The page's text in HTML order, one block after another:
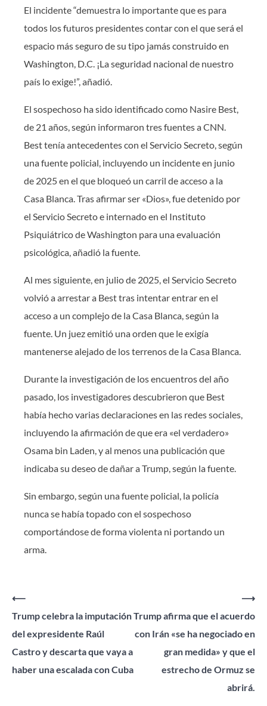
El incidente “demuestra lo importante que es para
todos los futuros presidentes contar con el que será el
espacio más seguro de su tipo jamás construido en
Washington, D.C. ¡La seguridad nacional de nuestro
país lo exige!”, añadió.
El sospechoso ha sido identificado como Nasire Best,
de 21 años, según informaron tres fuentes a CNN.
Best tenía antecedentes con el Servicio Secreto, según
una fuente policial, incluyendo un incidente en junio
de 2025 en el que bloqueó un carril de acceso a la
Casa Blanca. Tras afirmar ser «Dios», fue detenido por
el Servicio Secreto e internado en el Instituto
Psiquiátrico de Washington para una evaluación
psicológica, añadió la fuente.
Al mes siguiente, en julio de 2025, el Servicio Secreto
volvió a arrestar a Best tras intentar entrar en el
acceso a un complejo de la Casa Blanca, según la
fuente. Un juez emitió una orden que le exigía
mantenerse alejado de los terrenos de la Casa Blanca.
Durante la investigación de los encuentros del año
pasado, los investigadores descubrieron que Best
había hecho varias declaraciones en las redes sociales,
incluyendo la afirmación de que era «el verdadero»
Osama bin Laden, y al menos una publicación que
indicaba su deseo de dañar a Trump, según la fuente.
Sin embargo, según una fuente policial, la policía
nunca se había topado con el sospechoso
comportándose de forma violenta ni portando un
arma.
Navegación
de
entradas
⟵
Trump celebra la imputación
del expresidente Raúl
Castro y descarta que vaya a
haber una escalada con Cuba
Trump afirma que el acuerdo
con Irán «se ha negociado en
gran medida» y que el
estrecho de Ormuz se
abrirá.
⟶